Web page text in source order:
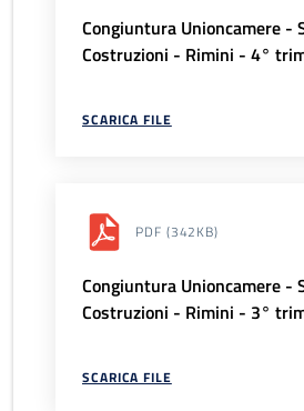
Congiuntura Unioncamere -
Costruzioni - Rimini - 4°
SCARICA FILE
PDF (342KB)
Congiuntura Unioncamere -
Costruzioni - Rimini - 3°
SCARICA FILE